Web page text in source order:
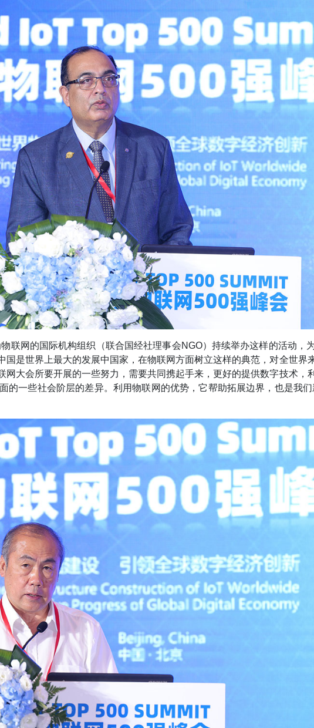
联网的国际机构组织（联合国经社理事会NGO）持续举办这样的活动，
是世界上最大的发展中国家，在物联网方面树立这样的典范，对全世界
大会所要开展的一些努力，需要共同携起手来，更好的提供数字技术，
一些社会阶层的差异。利用物联网的优势，它帮助拓展边界，也是我